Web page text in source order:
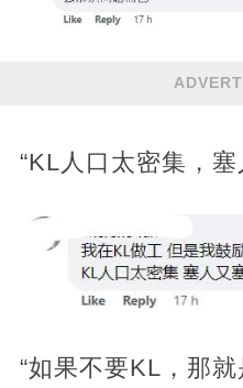
“KL人口太密集，
“如果不要KL，那